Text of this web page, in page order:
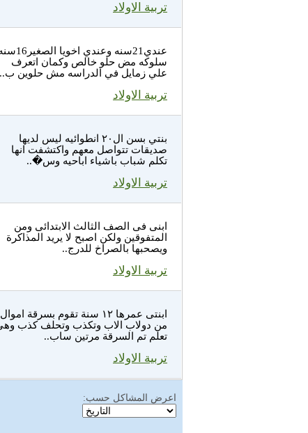
تربية الاولاد
عندي21سنه وعندي اخويا
سلوكه مض حلو خالص وكمان اتعرف
علي زمايل في الدراسه مش حلوين ب..
تربية الاولاد
بنتي بسن ال٢٠ انطوائيه ليس لديها
صديقات تتواصل معهم واكتشفت انها
تكلم شباب باشياء اباحيه وس�..
تربية الاولاد
ابنى فى الصف الثالث الابتدائى ومن
المتفوقين ولكن اصبح لا يريد المذاكرة
ويصحبها بالصراخ للدرج..
تربية الاولاد
ابنتى عمرها ١٢ سنة تقوم بسرقة اموال
من دولاب الاب وتكذب وتحلف كذب
تعلم تم السرقة مرتين ساب..
تربية الاولاد
اعرض المشاكل حسب: